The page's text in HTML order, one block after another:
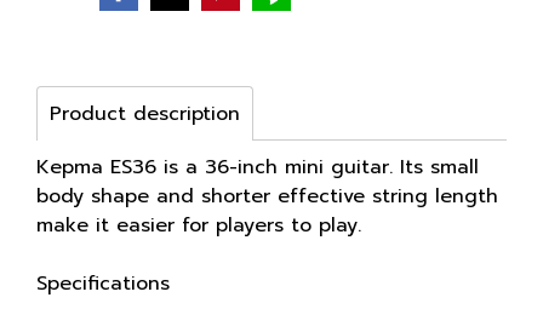
Product description
Kepma ES36 is a 36-inch mini guitar. Its small
body shape and shorter effective string length
make it easier for players to play.
Specifications